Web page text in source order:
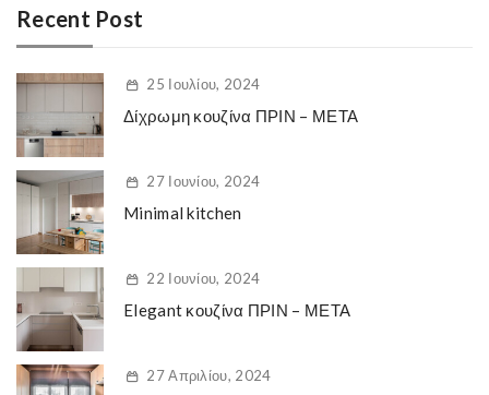
Recent Post
25 Ιουλίου, 2024
Δίχρωμη κουζίνα ΠΡΙΝ – ΜΕΤΑ
27 Ιουνίου, 2024
Minimal kitchen
22 Ιουνίου, 2024
Elegant κουζίνα ΠΡΙΝ – ΜΕΤΑ
27 Απριλίου, 2024